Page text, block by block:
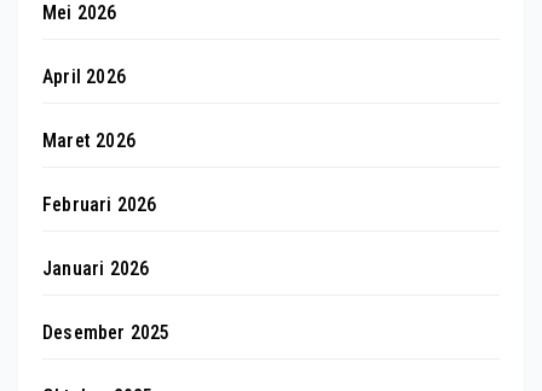
Mei 2026
April 2026
Maret 2026
Februari 2026
Januari 2026
Desember 2025